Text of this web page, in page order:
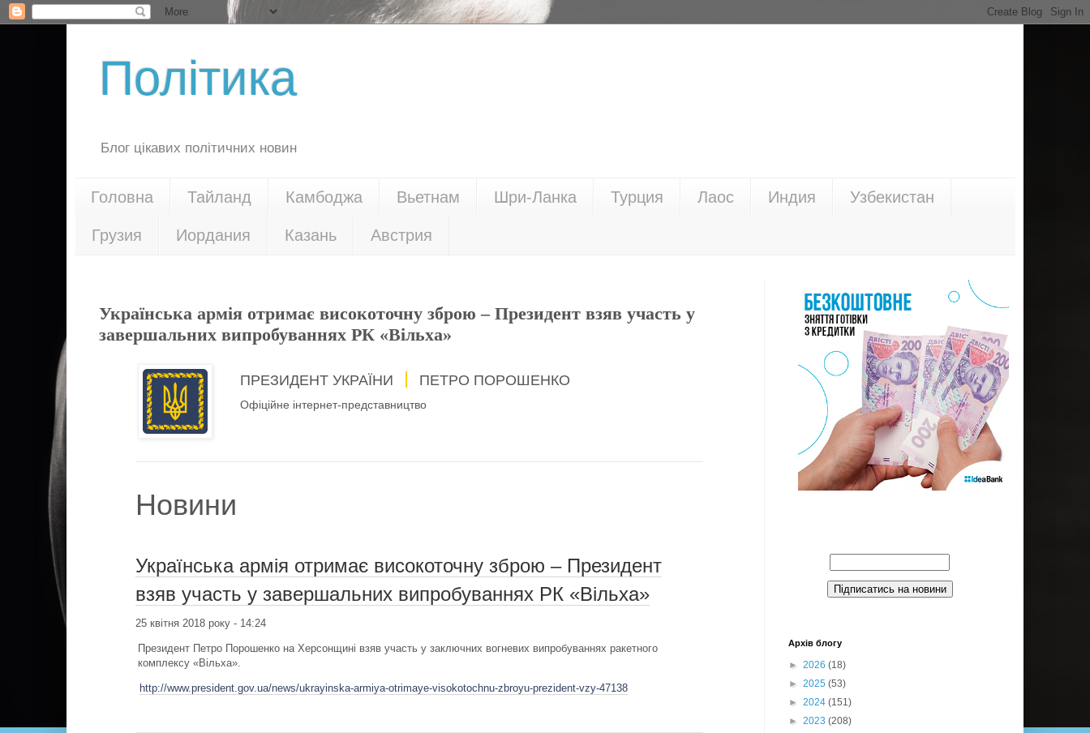
Політика
Блог цікавих політичних новин
Головна Тайланд Камбоджа Вьетнам Шри-Ланка Турция Лаос Индия Узбекистан
Грузия Иордания Казань Австрия
Українська армія отримає високоточну зброю – Президент взяв участь у
завершальних випробуваннях РК «Вільха»
ПРЕЗИДЕНТ УКРАЇНИ ПЕТРО ПОРОШЕНКО
Офіційне інтернет-представництво
Новини
Українська армія отримає високоточну зброю – Президент
взяв участь у завершальних випробуваннях РК «Вільха»
25 квітня 2018 року - 14:24
Президент Петро Порошенко на Херсонщині взяв участь у заключних вогневих випробуваннях ракетного
комплексу «Вільха».
http://www.president.gov.ua/news/ukrayinska-armiya-otrimaye-visokotochnu-zbroyu-prezident-vzy-47138
Архів блогу
► 2026 (18)
► 2025 (53)
► 2024 (151)
► 2023 (208)